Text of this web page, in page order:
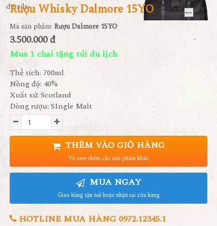
Rượu Whisky Dalmore 15YO
Mã sản phẩm: Rượu Dalmore 15YO
3.500.000 đ
Mua 1 chai tặng túi du lịch
Thể tích: 700ml
Nồng độ: 40%
Xuất xứ: Scotland
Dòng rượu: SIngle Malt
THÊM VÀO GIỎ HÀNG
Và xem thêm các sản phẩm khác
MUA NGAY
Giao hàng tận nơi hoặc nhận tại cửa hàng
HOTLINE MUA HÀNG 0972.12345.1